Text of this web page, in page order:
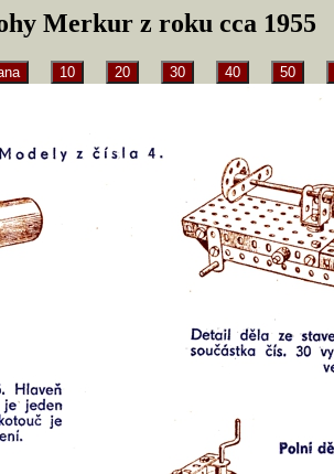
Merkur z roku cca 1955
10 20 30 40 50